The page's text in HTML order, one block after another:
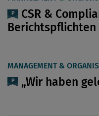
CSR &
Berichtspflichten
MANAGEMENT &
„Wir haben